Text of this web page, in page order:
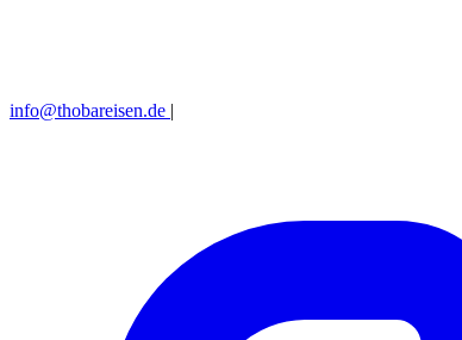
info@thobareisen.de |